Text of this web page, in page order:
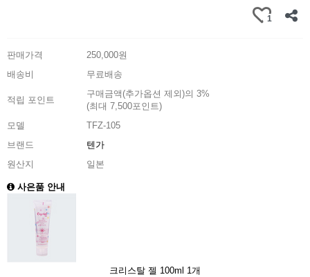
1
판매가격
250,000원
배송비
무료배송
적립 포인트
구매금액(추가옵션 제외)의 3%
(최대 7,500포인트)
모델
TFZ-105
브랜드
텐가
원산지
일본
사은품 안내
크리스탈 젤 100ml 1개